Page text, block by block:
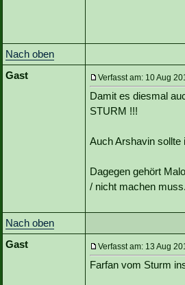
Nach oben
Gast
Verfasst am: 10 Aug
Damit es diesmal
STURM !!!
Auch Arshavin sollte
Dagegen gehört
/ nicht machen
Nach oben
Gast
Verfasst am: 13 Aug
Farfan vom Sturm